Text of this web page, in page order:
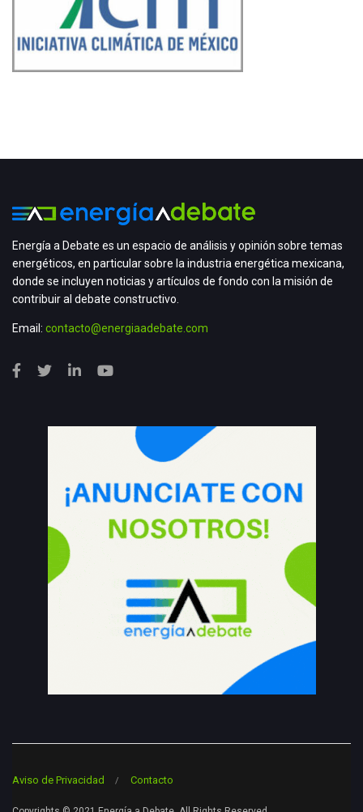
Energía a Debate es un espacio de análisis y opinión sobre temas
energéticos, en particular sobre la industria energética mexicana,
donde se incluyen noticias y artículos de fondo con la misión de
contribuir al debate constructivo.
Email: contacto@energiaadebate.com
Aviso de Privacidad Contacto